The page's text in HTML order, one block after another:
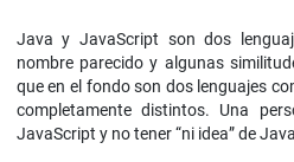
Java y JavaScript son dos
nombre parecido y algunas
que en el fondo son dos lenguajes
completamente distintos. Una
JavaScript y no tener “ni idea” de